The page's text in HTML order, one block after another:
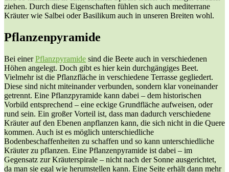
ziehen. Durch diese Eigenschaften fühlen sich auch mediterrane
Kräuter wie Salbei oder Basilikum auch in unseren Breiten wohl.
Pflanzenpyramide
Bei einerPflanzpyramide sind die Beete auch in verschiedenen
Höhen angelegt. Doch gibt es hier kein durchgängiges Beet.
Vielmehr ist die Pflanzfläche in verschiedene Terrasse gegliedert.
Diese sind nicht miteinander verbunden, sondern klar voneinander
getrennt. Eine Pflanzpyramide kann dabei – dem historischen
Vorbild entsprechend – eine eckige Grundfläche aufweisen, oder
rund sein. Ein großer Vorteil ist, dass man dadurch verschiedene
Kräuter auf den Ebenen anpflanzen kann, die sich nicht in die Quere
kommen. Auch ist es möglich unterschiedliche
Bodenbeschaffenheiten zu schaffen und so kann unterschiedliche
Kräuter zu pflanzen. Eine Pflanzenpyramide ist dabei – im
Gegensatz zur Kräuterspirale – nicht nach der Sonne ausgerichtet,
da man sie egal wie herumstellen kann. Eine Seite erhält dann mehr